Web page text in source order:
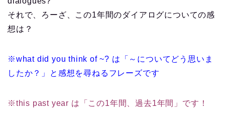
それで、ろーざ、この1年間のダイアログについての感
想は？
※what did you think of ~? は「～についてどう思いま
したか？」と感想を尋ねるフレーズです
※this past year は「この1年間、過去1年間」です！